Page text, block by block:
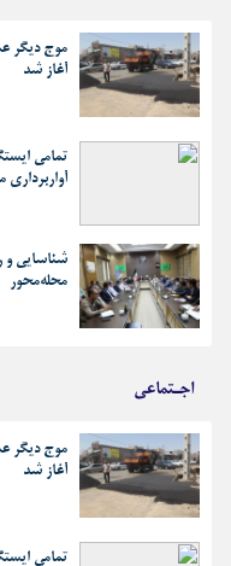
موج دیگر
آغاز شد
تمامی
شناسایی و
محله‌محور
اجـتماعی
موج دیگر
آغاز شد
تمامی